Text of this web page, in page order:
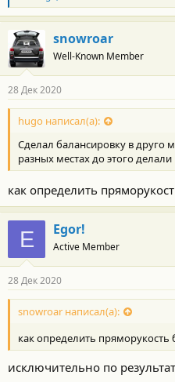
л
а
г
о
д
а
н
о
с
и
:
snowroar
Well-Known Member
28 Дек 2020
hugo написал(а):
Сделал балансировку в друго
разных местах до этого
как определить
E Egor!
Active Member
28 Дек 2020
snowroar написал(а):
как определить
исключительно по